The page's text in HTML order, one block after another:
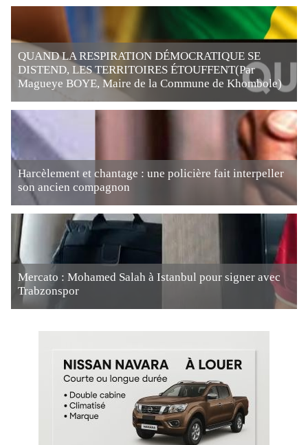
QUAND LA RESPIRATION DÉMOCRATIQUE SE
DISTEND, LES TERRITOIRES ÉTOUFFENT(Par
Magueye BOYE, Maire de la Commune de Khombole)
Harcèlement et chantage : une policière fait interpeller
son ancien compagnon
Mercato : Mohamed Salah à Istanbul pour signer avec
Trabzonspor